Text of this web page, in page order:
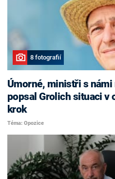
8 fotografií
Úmorné, ministři s námi
popsal Grolich situaci v
krok
Téma: Opozice